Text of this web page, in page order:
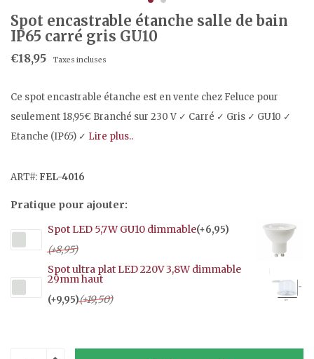
Spot encastrable étanche salle de bain
IP65 carré gris GU10
€18,95 Taxes incluses
Ce spot encastrable étanche est en vente chez Feluce pour
seulement 18,95€ Branché sur 230 V ✓ Carré ✓ Gris ✓ GU10 ✓
Etanche (IP65) ✓ Lire plus..
ART#: FEL-4016
Pratique pour ajouter:
Spot LED 5,7W GU10 dimmable(+6,95)
(+8,95)
Spot ultra plat LED 220V 3,8W dimmable
29mm haut
(+9,95)(+19,50)